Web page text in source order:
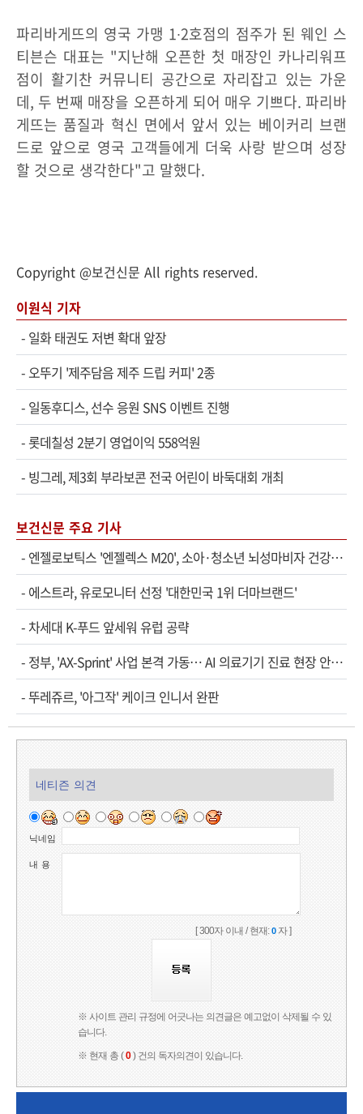
파리바게뜨의 영국 가맹 1∙2호점의 점주가 된 웨인 스
티븐슨 대표는 "지난해 오픈한 첫 매장인 카나리워프
점이 활기찬 커뮤니티 공간으로 자리잡고 있는 가운
데, 두 번째 매장을 오픈하게 되어 매우 기쁘다. 파리바
게뜨는 품질과 혁신 면에서 앞서 있는 베이커리 브랜
드로 앞으로 영국 고객들에게 더욱 사랑 받으며 성장
할 것으로 생각한다"고 말했다.
Copyright @보건신문 All rights reserved.
이원식 기자
- 일화 태권도 저변 확대 앞장
- 오뚜기 '제주담음 제주 드립 커피' 2종
- 일동후디스, 선수 응원 SNS 이벤트 진행
-롯데칠성 2분기 영업이익 558억원
- 빙그레, 제3회 부라보콘 전국 어린이 바둑대회 개최
보건신문 주요 기사
- 엔젤로보틱스 '엔젤렉스 M20', 소아·청소년 뇌성마비자 건강보험 확대 적용
- 에스트라, 유로모니터 선정 '대한민국 1위 더마브랜드'
- 차세대 K-푸드 앞세워 유럽 공략
- 정부, 'AX-Sprint' 사업 본격 가동… AI 의료기기 진료 현장 안착 속도
-뚜레쥬르, '아그작' 케이크 인니서 완판
네티즌 의견
닉네임
내 용
[ 300자 이내 / 현재:0자 ]
※ 사이트 관리 규정에 어긋나는 의견글은 예고없이 삭제될 수 있
습니다.
※ 현재 총 (0) 건의 독자의견이 있습니다.